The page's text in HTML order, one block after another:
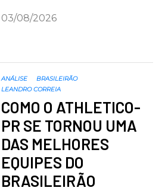
03/08/2026
ANÁLISE
BRASILEIRÃO
LEANDRO CORREIA
COMO O ATHLETICO-
PR SE TORNOU UMA
DAS MELHORES
EQUIPES DO
BRASILEIRÃO